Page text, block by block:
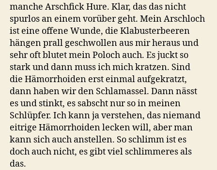
manche Arschfick Hure. Klar, das das nicht
spurlos an einem vorüber geht. Mein Arschloch
ist eine offene Wunde, die Klabusterbeeren
hängen prall geschwollen aus mir heraus und
sehr oft blutet mein Poloch auch. Es juckt so
stark und dann muss ich mich kratzen. Sind
die Hämorrhoiden erst einmal aufgekratzt,
dann haben wir den Schlamassel. Dann nässt
es und stinkt, es sabscht nur so in meinen
Schlüpfer. Ich kann ja verstehen, das niemand
eitrige Hämorrhoiden lecken will, aber man
kann sich auch anstellen. So schlimm ist es
doch auch nicht, es gibt viel schlimmeres als
das.